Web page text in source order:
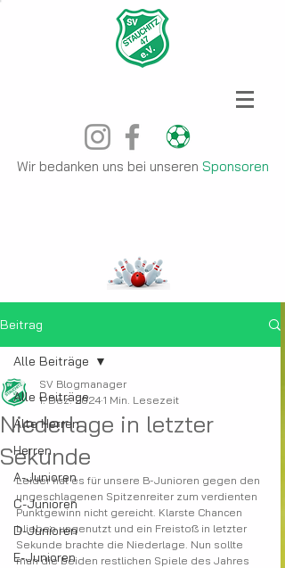
Wir bedanken uns bei unseren Sponsoren
Beitrag
Alle Beiträge
Alte Herren
Herren
A-Junioren
C-Junioren
D-Junioren
E-Junioren
Alle Beiträge
Niederlage in letzter
Sekunde
SV Blogmanager
1. Dez. 2024 1 Min. Lesezeit
Leider hat es für unsere B-Junioren gegen den
ungeschlagenen Spitzenreiter zum verdienten
Punktgewinn nicht gereicht. Klarste Chancen
blieben ungenutzt und ein Freistoß in letzter
Sekunde brachte die Niederlage. Nun sollte
man die beiden restlichen Spiele des Jahres